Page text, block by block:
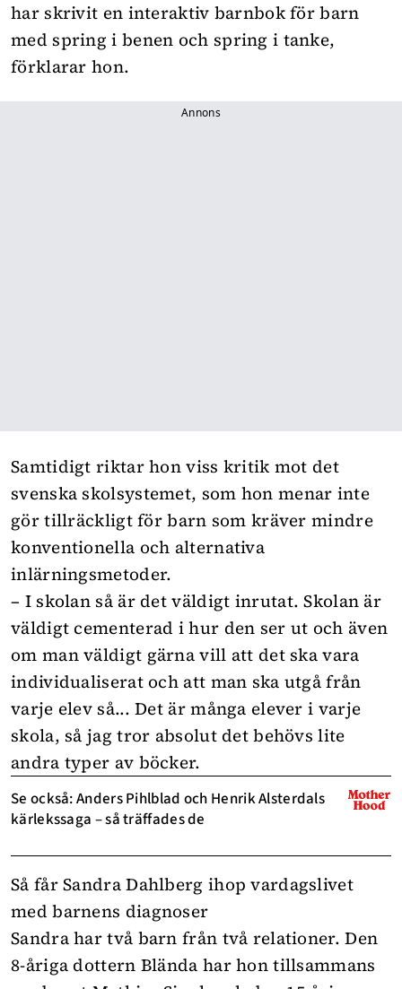
har skrivit en interaktiv barnbok för barn
med spring i benen och spring i tanke,
förklarar hon.
Annons
Samtidigt riktar hon viss kritik mot det
svenska skolsystemet, som hon menar inte
gör tillräckligt för barn som kräver mindre
konventionella och alternativa
inlärningsmetoder.
– I skolan så är det väldigt inrutat. Skolan är
väldigt cementerad i hur den ser ut och även
om man väldigt gärna vill att det ska vara
individualiserat och att man ska utgå från
varje elev så... Det är många elever i varje
skola, så jag tror absolut det behövs lite
andra typer av böcker.
Se också: Anders Pihlblad och Henrik Alsterdals
kärlekssaga – så träffades de
Så får Sandra Dahlberg ihop vardagslivet
med barnens diagnoser
Sandra har två barn från två relationer. Den
8-åriga dottern Blända har hon tillsammans